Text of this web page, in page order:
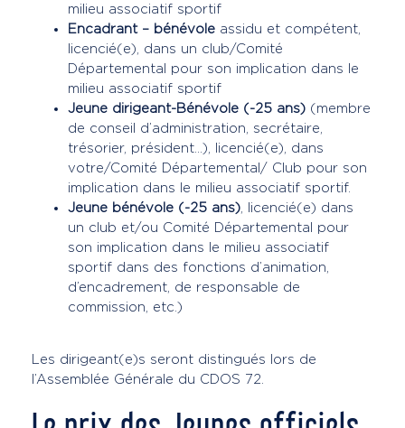
milieu associatif sportif
Encadrant – bénévole assidu et compétent,
licencié(e), dans un club/Comité
Départemental pour son implication dans le
milieu associatif sportif
Jeune dirigeant-Bénévole (-25 ans) (membre
de conseil d’administration, secrétaire,
trésorier, président…), licencié(e), dans
votre/Comité Départemental/ Club pour son
implication dans le milieu associatif sportif.
Jeune bénévole (-25 ans) , licencié(e) dans
un club et/ou Comité Départemental pour
son implication dans le milieu associatif
sportif dans des fonctions d’animation,
d’encadrement, de responsable de
commission, etc.)
Les dirigeant(e)s seront distingués lors de
l’Assemblée Générale du CDOS 72.